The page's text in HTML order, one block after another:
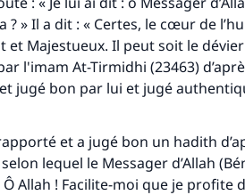
? » Il a dit : « Certes, le cœur de
et Majestueux. Il peut soit le
l'imam At-Tirmidhi (23463)
et jugé bon par lui et jugé
et a jugé bon un hadith
lequel le Messager d’Allah
Allah ! Facilite-moi que je profite